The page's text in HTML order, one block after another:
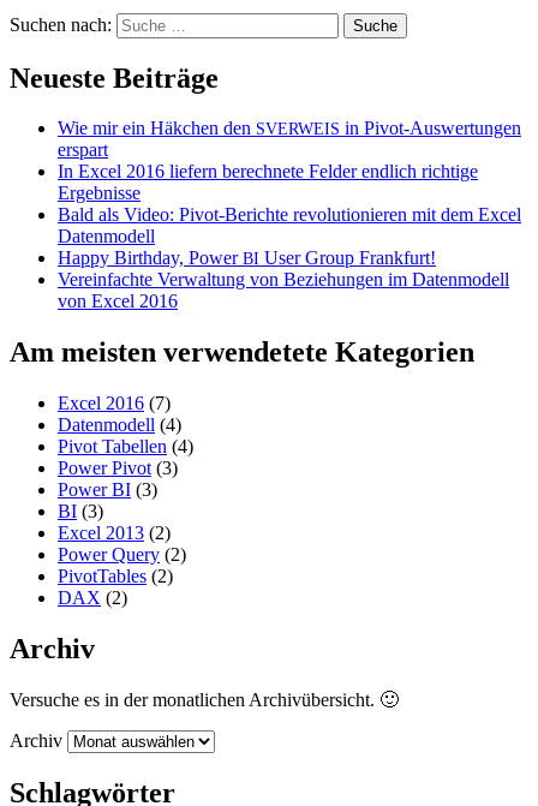
Suchen nach:
Neueste Beiträge
Wie mir ein Häkchen den SVERWEIS in Pivot-Auswertungen
erspart
In Excel 2016 liefern berechnete Felder endlich richtige
Ergebnisse
Bald als Video: Pivot-Berichte revolutionieren mit dem Excel
Datenmodell
Happy Birthday, PowerBI User Group Frankfurt!
Vereinfachte Verwaltung von Beziehungen im Datenmodell
von Excel 2016
Am meisten verwendetete Kategorien
Excel 2016 (7)
Datenmodell (4)
Pivot Tabellen (4)
Power Pivot (3)
Power BI (3)
BI (3)
Excel 2013 (2)
Power Query (2)
PivotTables (2)
DAX (2)
Archiv
Versuche es in der monatlichen Archivübersicht. 🙂
Archiv
Schlagwörter